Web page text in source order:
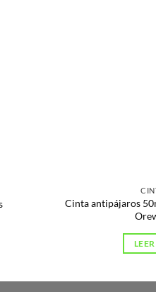
Cinta antipájaros